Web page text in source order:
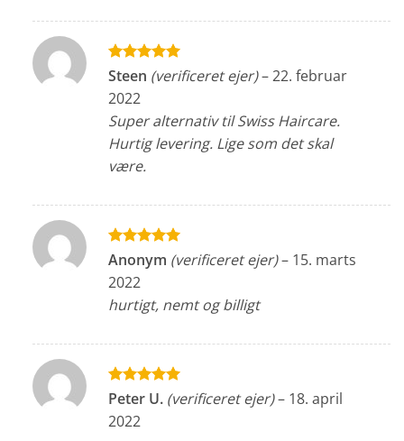
Vurderet5
ud af 5
Steen (verificeret ejer)–22. februar
2022
Super alternativ til Swiss Haircare.
Hurtig levering. Lige som det skal
være.
Vurderet5
ud af 5
Anonym (verificeret ejer)– 15. marts
2022
hurtigt, nemt og billigt
Vurderet
5
Peter U. (verificeret ejer)– 18. april
2022